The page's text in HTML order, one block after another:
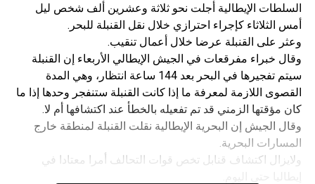
السلطات الإيطالية أجلت نحو ثلاثة وعشرين ألف شخص ليل
أمس الثلاثاء كإجراء احترازي خلال نقل القنبلة للبحر.
وعثر على القنبلة عرضا خلال أعمال تنقيب.
وقال خبراء مفرقعات في الجيش الإيطالي الأربعاء إن القنبلة
سيتم تفجيرها في البحر بعد 144 ساعة انتظار، وهي المدة
القصوى اللازمة لمعرفة ما إذا كانت القنبلة ستنفجر وحدها إذا ما
كان مؤقتها الزمني قد تم تفعيله بالخطأ عند اكتشافها أم لا.
وقال الجيش إن البحرية الإيطالية نقلت القنبلة لمنطقة خارج
المسارات البحرية.
ولايزال اكتشاف قنابل تخص قوات التحالف أمرا معتادا في